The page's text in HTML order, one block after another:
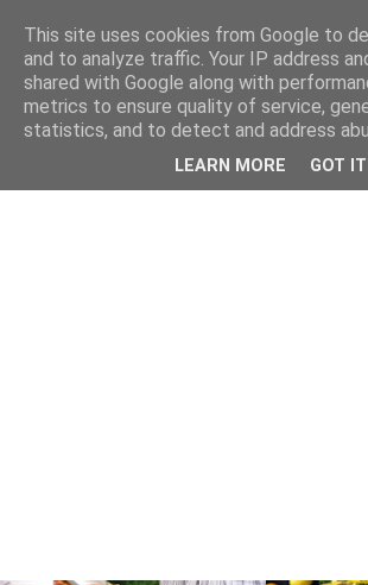
This site uses cookies from Google to
and to analyze traffic. Your IP address
shared with Google along with
metrics to ensure quality of service,
statistics, and to detect and address
LEARN MORE GOT IT